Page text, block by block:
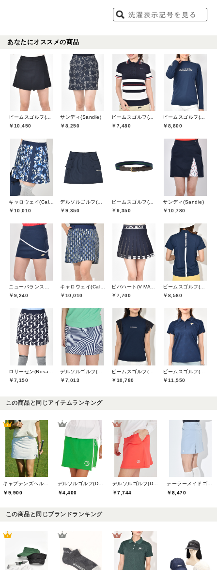
あなたにオススメの商品
￥10,450
サンディ(Sandie)
￥8,250
￥7,480
￥8,800
￥10,010
￥9,350
￥9,350
サンディ(Sandie)
￥10,780
￥9,240
￥10,010
￥7,700
￥8,580
￥7,150
￥7,013
￥10,780
￥11,550
この商品と同じアイテムランキング
キャプテンズヘルムゴルフ(Captains Helm Golf)
￥9,900
デルソルゴルフ(DELSOL GOLF)
￥4,400
デルソルゴルフ(DELSOL GOLF)
￥7,744
テーラーメイドゴルフ(TaylorMade Golf)
￥8,470
この商品と同じブランドランキング